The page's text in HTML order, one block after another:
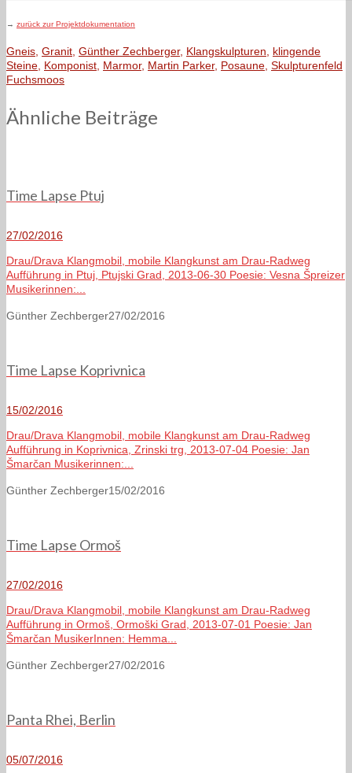
→ zurück zur Projektdokumentation
Gneis Granit Günther Zechberger, Klangskulpturen
klingende
Steine Komponist Marmor, Martin Parker, Posaune Skulpturenfeld
Fuchsmoos
Ähnliche Beiträge
Time Lapse Ptuj
27/02/2016
Drau/Drava Klangmobil, mobile Klangkunst am Drau-Radweg
Aufführung in Ptuj, Ptujski Grad, 2013-06-30 Poesie: Vesna Špreizer
Musikerinnen:...
Günther Zechberger27/02/2016
Time Lapse Koprivnica
15/02/2016
Drau/Drava Klangmobil, mobile Klangkunst am Drau-Radweg
Aufführung in Koprivnica, Zrinski trg, 2013-07-04 Poesie: Jan
Šmarčan Musikerinnen:...
Günther Zechberger15/02/2016
Time Lapse Ormoš
27/02/2016
Drau/Drava Klangmobil, mobile Klangkunst am Drau-Radweg
Aufführung in Ormoš, Ormoški Grad, 2013-07-01 Poesie: Jan
Šmarčan MusikerInnen: Hemma...
Günther Zechberger27/02/2016
Panta Rhei, Berlin
05/07/2016